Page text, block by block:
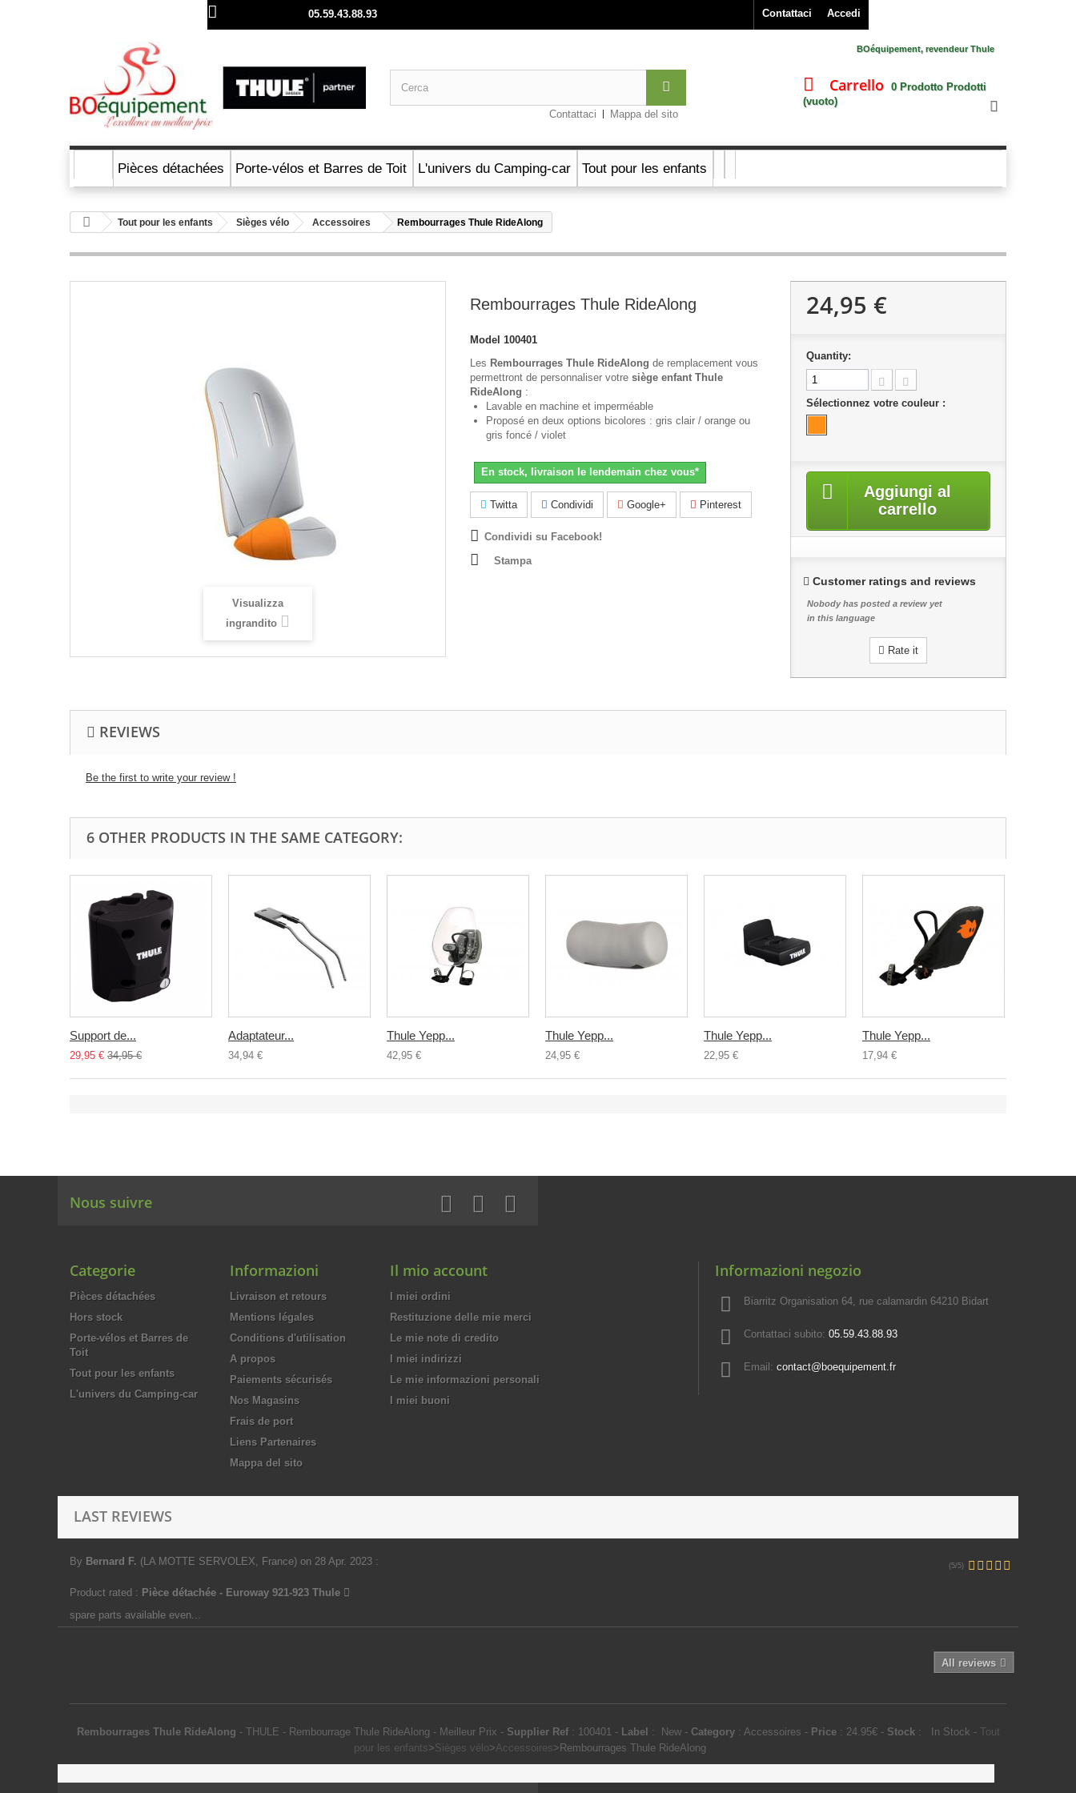
Accedi
Contattaci
Contattaci subito:05.59.43.88.93
BOéquipement, revendeur Thule
Carrello 0 Prodotto Prodotti
(vuoto)
Contattaci
Mappa del sito
Pièces détachées Porte-vélos et Barres de Toit L'univers du Camping-car Tout pour les enfants
Tout pour les enfants Sièges vélo Accessoires Rembourrages Thule RideAlong
Visualizza
ingrandito
Rembourrages Thule RideAlong
Model 100401
Les Rembourrages Thule RideAlong de remplacement vous
permettront de personnaliser votre siège enfant Thule
RideAlong :
Lavable en machine et imperméable
Proposé en deux options bicolores : gris clair / orange ou
gris foncé / violet
En stock, livraison le lendemain chez vous*
Twitta Condividi Google+ Pinterest
Condividi su Facebook!
Stampa
24,95 €
Quantity:
Sélectionnez votre couleur :
Aggiungi al
carrello
Customer ratings and reviews
Nobody has posted a review yet
in this language
Rate it
REVIEWS
Be the first to write your review !
6 OTHER PRODUCTS IN THE SAME CATEGORY:
Support de...
29,95 € 34,95 €
Adaptateur...
34,94 €
Thule Yepp...
42,95 €
Thule Yepp...
24,95 €
Thule Yepp...
22,95 €
Thule Yepp...
17,94 €
Nous suivre
Categorie
Pièces détachées
Hors stock
Porte-vélos et Barres de
Toit
Tout pour les enfants
L'univers du Camping-car
Informazioni
Livraison et retours
Mentions légales
Conditions d'utilisation
A propos
Paiements sécurisés
Nos Magasins
Frais de port
Liens Partenaires
Mappa del sito
Il mio account
I miei ordini
Restituzione delle mie merci
Le mie note di credito
I miei indirizzi
Le mie informazioni personali
I miei buoni
Informazioni negozio
Biarritz Organisation 64, rue calamardin 64210 Bidart
Contattaci subito: 05.59.43.88.93
Email: contact@boequipement.fr
LAST REVIEWS
By Bernard F. (LA MOTTE SERVOLEX, France) on 28 Apr. 2023 : (5/5)
Product rated : Pièce détachée - Euroway 921-923 Thule
spare parts available even...
All reviews
Rembourrages Thule RideAlong - THULE - Rembourrage Thule RideAlong - Meilleur Prix - Supplier Ref: 100401- Label : New- Category: Accessoires - Price: 24.95€- Stock: In Stock - Tout
pour les enfants>Sièges vélo>Accessoires> Rembourrages Thule RideAlong